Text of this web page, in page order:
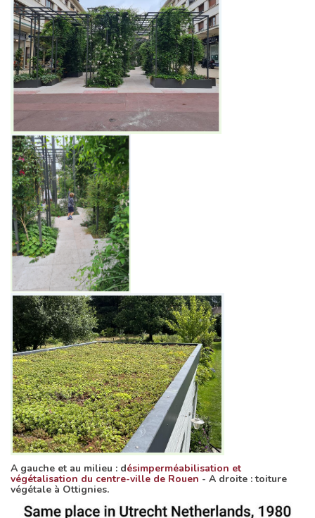
A gauche et au milieu : désimperméabilisation et
végétalisation du centre-ville de Rouen - A droite : toiture
végétale à Ottignies.